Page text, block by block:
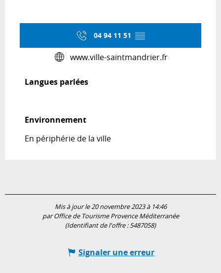
04 94 11 51 ▒▒
www.ville-saintmandrier.fr
Langues parlées
Langues parlées
Environnement
Environnement
En périphérie de la ville
Mis à jour le 20 novembre 2023 à 14:46
par Office de Tourisme Provence Méditerranée
(Identifiant de l'offre :5487058)
Signaler une erreur